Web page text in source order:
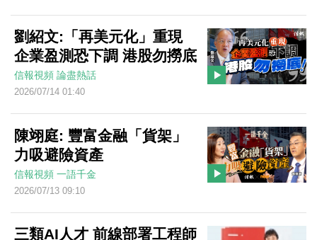
劉紹文:「再美元化」重現
企業盈測恐下調 港股勿撈底
信報視頻 論盡熱話
2026/07/14 01:40
陳翊庭: 豐富金融「貨架」
力吸避險資產
信報視頻 一語千金
2026/07/13 09:10
三類AI人才 前線部署工程師